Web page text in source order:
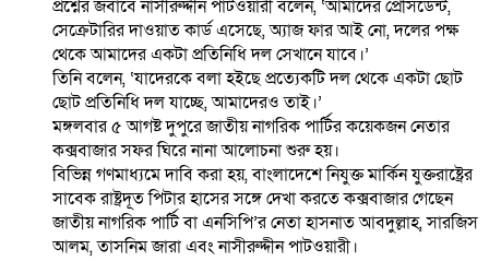
প্রশ্নের জবাবে নাসীরুদ্দীন পাটওয়ারী বলেন, ‘আমাদের প্রেসিডেন্ট,
সেক্রেটারির দাওয়াত কার্ড এসেছে, অ্যাজ ফার আই নো, দলের পক্ষ
থেকে আমাদের একটা প্রতিনিধি দল সেখানে যাবে।’
তিনি বলেন, ‘যাদেরকে বলা হইছে প্রত্যেকটি দল থেকে একটা ছোট
ছোট প্রতিনিধি দল যাচ্ছে, আমাদেরও তাই।’
মঙ্গলবার ৫ আগষ্ট দুপুরে জাতীয় নাগরিক পার্টির কয়েকজন নেতার
কক্সবাজার সফর ঘিরে নানা আলোচনা শুরু হয়।
বিভিন্ন গণমাধ্যমে দাবি করা হয়, বাংলাদেশে নিযুক্ত মার্কিন যুক্তরাষ্ট্রের
সাবেক রাষ্ট্রদূত পিটার হাসের সঙ্গে দেখা করতে কক্সবাজার গেছেন
জাতীয় নাগরিক পার্টি বা এনসিপি’র নেতা হাসনাত আবদুল্লাহ, সারজিস
আলম, তাসনিম জারা এবং নাসীরুদ্দীন পাটওয়ারী।